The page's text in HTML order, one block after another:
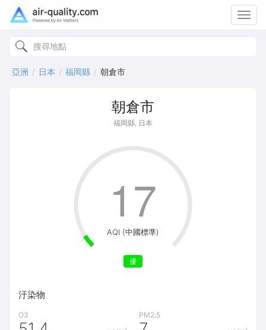
亞洲 日本 福岡縣 朝倉市
朝倉市
福岡縣, 日本
AQI (中國標準)
優
17
汙染物
O3
PM2.5